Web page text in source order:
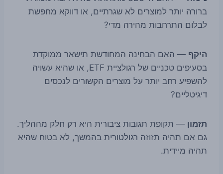
ברורה יותר למוצרים לא שגרתיים, או דווקא מחפשת
לבלום התרחבות מהירה מדי?
היקף — האם הבחינה המחודשת תישאר ממוקדת
בסעיפים טכניים של רגולציית ETF, או שהיא עשויה
להשפיע רחב יותר על מוצרים הקשורים לנכסים
דיגיטליים?
תזמון — תקופת תגובות ציבורית היא רק חלק מההליך.
גם אם תהיה תזוזה רגולטורית בהמשך, לא בטוח שהיא
תהיה מיידית.